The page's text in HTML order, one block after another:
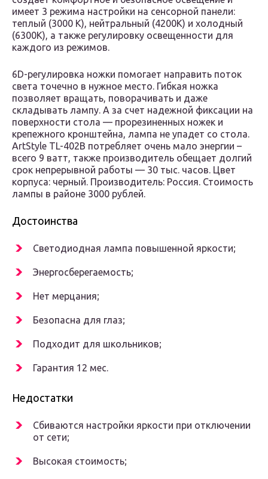
имеет 3 режима настройки на сенсорной панели:
теплый (3000 К), нейтральный (4200К) и холодный
(6300К), а также регулировку освещенности для
каждого из режимов.
6D-регулировка ножки помогает направить поток
света точечно в нужное место. Гибкая ножка
позволяет вращать, поворачивать и даже
складывать лампу. А за счет надежной фиксации на
поверхности стола — прорезиненных ножек и
крепежного кронштейна, лампа не упадет со стола.
ArtStyle TL-402B потребляет очень мало энергии –
всего 9 ватт, также производитель обещает долгий
срок непрерывной работы — 30 тыс. часов. Цвет
корпуса: черный. Производитель: Россия. Стоимость
лампы в районе 3000 рублей.
Достоинства
Светодиодная лампа повышенной яркости;
Энергосберегаемость;
Нет мерцания;
Безопасна для глаз;
Подходит для школьников;
Гарантия 12 мес.
Недостатки
Сбиваются настройки яркости при отключении
от сети;
Высокая стоимость;